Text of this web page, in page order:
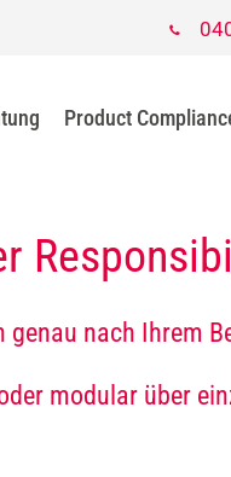
Product
genau nach Ihrem
modular über